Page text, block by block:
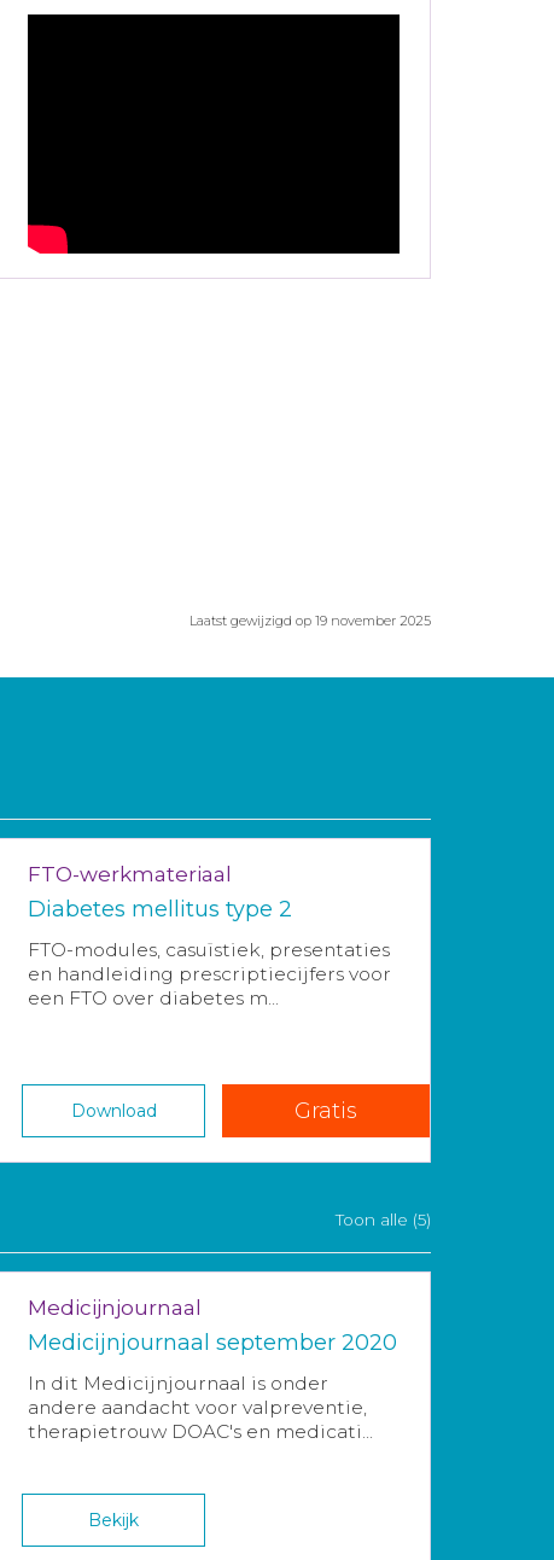
Laatst gewijzigd op 19 november 2025
FTO-werkmateriaal
Diabetes mellitus type 2
FTO-modules, casuïstiek, presentaties
en handleiding prescriptiecijfers voor
een FTO over diabetes m...
Download Gratis
Toon alle (5)
Medicijnjournaal
Medicijnjournaal september 2020
In dit Medicijnjournaal is onder
andere aandacht voor valpreventie,
therapietrouw DOAC's en medicati...
Bekijk